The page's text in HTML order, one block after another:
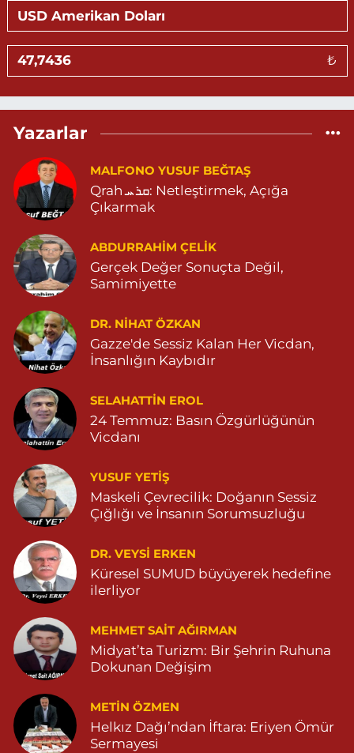
MARDİN DEVLET HASTANESİ KARŞISI PRESTİJ İŞ MERKEZİ
ARTUKLU MARDİN 04822122576
0 (482) 212 25 76 Yol Tarifi Al
PARKI YANI ZERGAN AİLE HEKİMLİĞİ KARŞISI 04823121313
0 (482) 312 13 13
Tema Eczanesi
ATATÜRK MAHALLESİ NUSAYBİN CADDE NO:1 E NUSAYBİN CD.
ÖZEL İPEKYOLU HASTANESİ YANI 04823122920
0 (482) 312 29 20 Yol Tarifi Al
Menal Eczanesi
SELAHADDİN EYYUBİ MAHALLE LOZAN CADDE NO:7 B
04824151501
0 (482) 415 15 01 Yol Tarifi Al
Demhat Eczanesi
POYRAZ MAHALLE MARDİN-DİYARBAKIR CADDE NO:94B
04825112785
0 (482) 511 27 85
Ömerli Eczanesi
YENİ MAHALLE HASTANE CADDESİ 3086 SOKAK NO:7 2
04825413333
0 (482) 541 33 33 Yol Tarifi Al
Büşra Eczanesi
SAĞLIK OCAĞI YANI 04823812379
0 (482) 381 23 79 Yol Tarifi Al
Yavuz Eczanesi
MARDİN CADDE NO:20A 04825712234
0 (482) 571 22 34 Yol Tarifi Al
₺
Yazarlar
MALFONO YUSUF BEĞTAŞ
Qrah ܩܪܚ: Netleştirmek, Açığa
Çıkarmak
ABDURRAHIM ÇELİK
Gerçek Değer Sonuçta Değil,
Samimiyette
DR. NIHAT ÖZKAN
Gazze'de Sessiz Kalan Her Vicdan,
İnsanlığın Kaybıdır
SELAHATTIN EROL
24 Temmuz: Basın Özgürlüğünün
Vicdanı
YUSUF YETİŞ
Maskeli Çevrecilik: Doğanın Sessiz
Çığlığı ve İnsanın Sorumsuzluğu
DR. VEYSI ERKEN
Küresel SUMUD büyüyerek hedefine
ilerliyor
MEHMET SAIT AĞIRMAN
Midyat’ta Turizm: Bir Şehrin Ruhuna
Dokunan Değişim
METIN ÖZMEN
Helkız Dağı’ndan İftara: Eriyen Ömür
Sermayesi